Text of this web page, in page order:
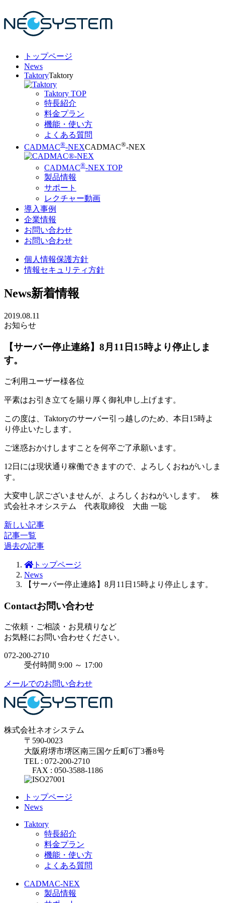
トップページ
News
TaktoryTaktory
Taktory TOP
特長紹介
料金プラン
機能・使い方
よくある質問
CADMAC®-NEXCADMAC®-NEX
CADMAC®-NEX TOP
製品情報
サポート
レクチャー動画
導入事例
企業情報
お問い合わせ
お問い合わせ
個人情報保護方針
情報セキュリティ方針
News新着情報
2019.08.11
お知らせ
【サーバー停止連絡】8月11日15時より停止しま
す。
ご利用ユーザー様各位
平素はお引き立てを賜り厚く御礼申し上げます。
この度は、Taktoryのサーバー引っ越しのため、本日15時よ
り停止いたします。
ご迷惑おかけしますことを何卒ご了承願います。
12日には現状通り稼働できますので、よろしくおねがいしま
す。
大変申し訳ございませんが、よろしくおねがいします。 株
式会社ネオシステム 代表取締役 大曲 一聡
新しい記事
記事一覧
過去の記事
トップページ
News
【サーバー停止連絡】8月11日15時より停止します。
Contactお問い合わせ
ご依頼・ご相談・お見積りなど
お気軽にお問い合わせください。
072-200-2710
受付時間 9:00 ～ 17:00
メールでのお問い合わせ
株式会社ネオシステム
〒590-0023
大阪府堺市堺区南三国ケ丘町6丁3番8号
TEL : 072-200-2710
FAX : 050-3588-1186
トップページ
News
Taktory
特長紹介
料金プラン
機能・使い方
よくある質問
CADMAC-NEX
製品情報